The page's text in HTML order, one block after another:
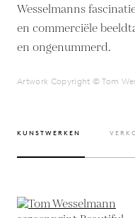
Wesselmanns
en commerciële
en ongenummerd.
Artwork Copyright © Tom
KUNSTWERKEN